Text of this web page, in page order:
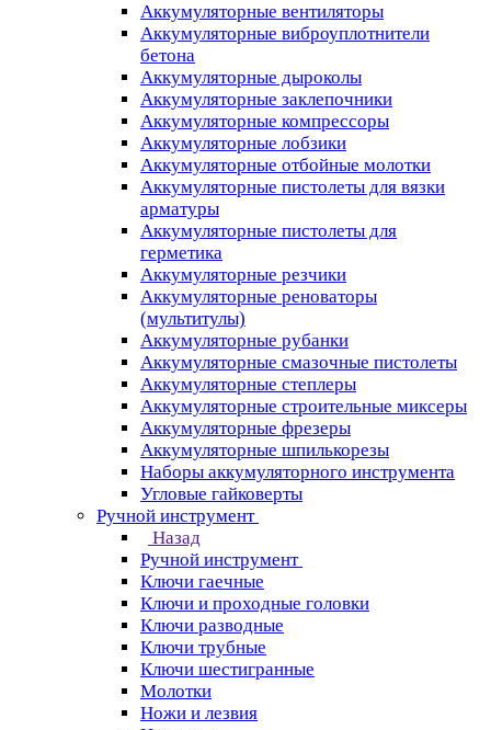
Аккумуляторные вентиляторы
Аккумуляторные виброуплотнители
бетона
Аккумуляторные дыроколы
Аккумуляторные заклепочники
Аккумуляторные компрессоры
Аккумуляторные лобзики
Аккумуляторные отбойные молотки
Аккумуляторные пистолеты для вязки
арматуры
Аккумуляторные пистолеты для
герметика
Аккумуляторные резчики
Аккумуляторные реноваторы
(мультитулы)
Аккумуляторные рубанки
Аккумуляторные смазочные пистолеты
Аккумуляторные степлеры
Аккумуляторные строительные миксеры
Аккумуляторные фрезеры
Аккумуляторные шпилькорезы
Наборы аккумуляторного инструмента
Угловые гайковерты
Ручной инструмент
Назад
Ручной инструмент
Ключи гаечные
Ключи и проходные головки
Ключи разводные
Ключи трубные
Ключи шестигранные
Молотки
Ножи и лезвия